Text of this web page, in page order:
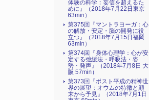
体験の科学：妄信を超えるた
めに』（2018年7月22日東京
63min）
第375回『マントラヨーガ：心
の解放・安定・脳の開発に役
立つ』（2018年7月15日福岡
63min）
第374回『身体心理学：心が安
定する弛緩法・呼吸法・姿
勢・発声』（2018年7月8日 大
阪 57min）
第373回『ポスト平成の精神世
界の展望：オウムの特徴と顛
末から予見』（2018年7月1日